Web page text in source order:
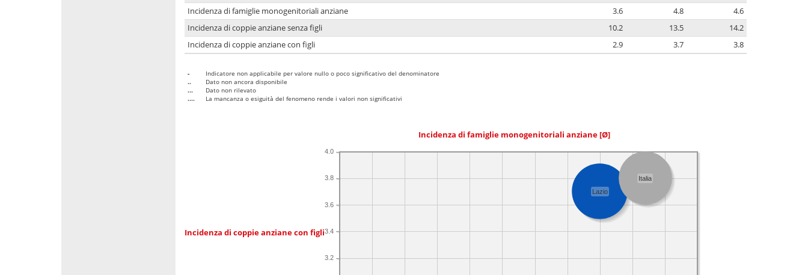
Incidenza di famiglie monogenitoriali anziane
3.6 4.8
4.6
Incidenza di coppie anziane senza figli
10.2 13.5
14.2
Incidenza di coppie anziane con figli
2.9 3.7 3.8
-
Indicatore non applicabile per valore nullo o poco significativo del denominatore
..
Dato non ancora disponibile
...
Dato non rilevato
....
La mancanza o esiguità del fenomeno rende i valori non significativi
Incidenza di famiglie monogenitoriali anziane [Ø]
Incidenza di coppie anziane con figli
3.2
3.4
3.6
3.8
4.0
Lazio
Italia